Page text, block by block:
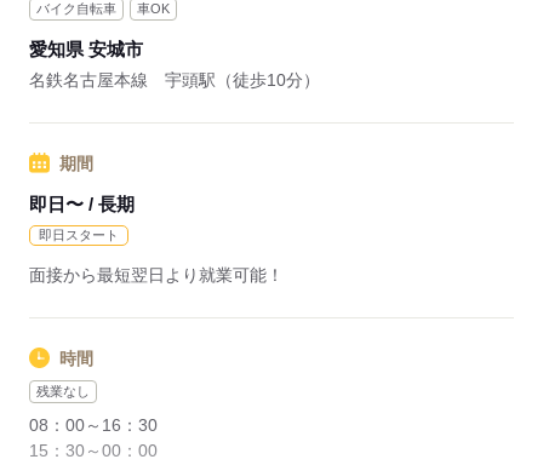
-----------------------------------
＜慶弔見舞金制度＞
会社より慶弔見舞金があります。
バイク自転車 車OK
愛知県 安城市
名鉄名古屋本線 宇頭駅（徒歩10分）
期間
即日〜 / 長期
即日スタート
面接から最短翌日より就業可能！
時間
残業なし
08：00～16：30
15：30～00：00